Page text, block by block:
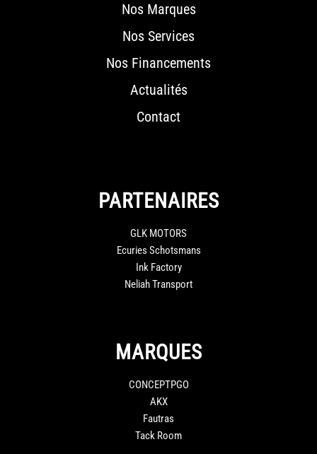
Nos Marques
Nos Services
Nos Financements
Actualités
Contact
PARTENAIRES
GLK MOTORS
Ecuries Schotsmans
Ink Factory
Neliah Transport
MARQUES
CONCEPTPGO
AKX
Fautras
Tack Room